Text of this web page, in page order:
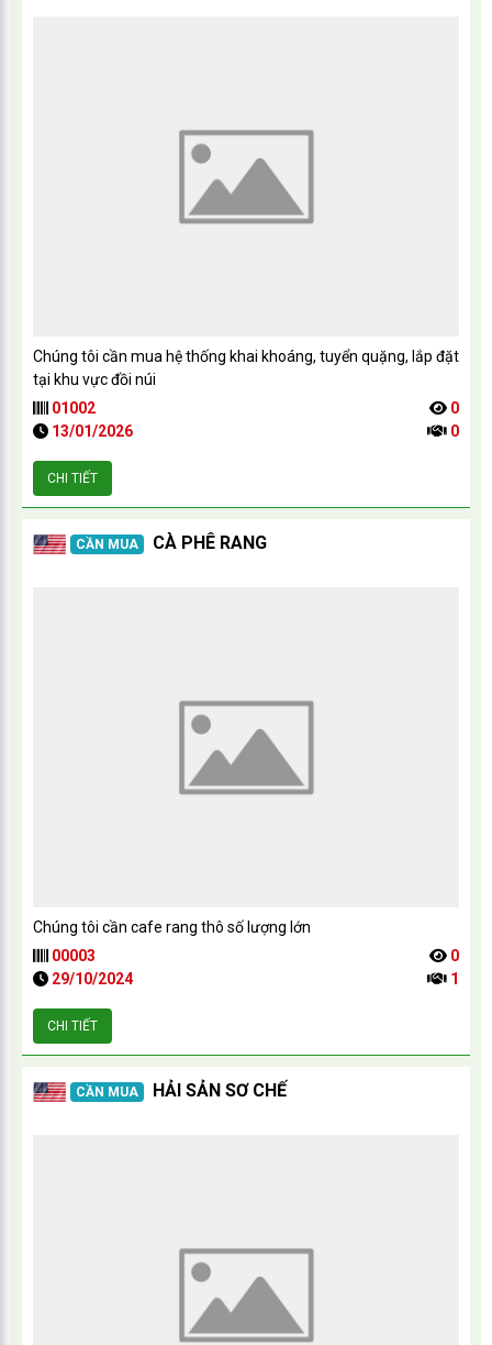
Chúng tôi cần mua hệ thống khai khoáng, tuyển quặng, lắp đặt
tại khu vực đồi núi
01002
0
13/01/2026
0
CHI TIẾT
CẦN MUA CÀ PHÊ RANG
Chúng tôi cần cafe rang thô số lượng lớn
00003
0
29/10/2024
1
CHI TIẾT
CẦN MUA HẢI SẢN SƠ CHẾ